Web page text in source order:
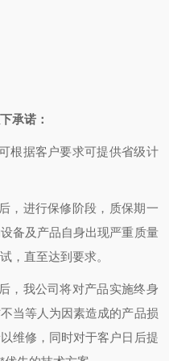
承诺：
根据客户要求可提供省级计
，进行保修阶段 ，质保期一
备及产品自身出现严重质量
，直至达到要求。
，我公司将对产品实施终身
当等人为因素造成的产品损
维修，同时对于客户日后提